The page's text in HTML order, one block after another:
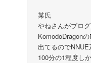
某氏
やねさんがブロ
KomodoDragon
出てるので
100分の1程度し